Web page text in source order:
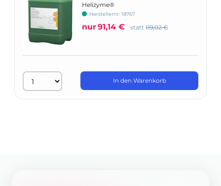
Helizyme®
Herstellernr: 18767
nur91,14 € statt 119,02 €
In den Warenkorb